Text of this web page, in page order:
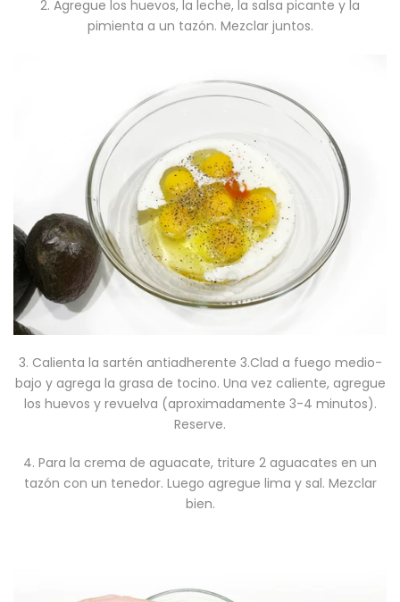
2. Agregue los huevos, la leche, la salsa picante y la
pimienta a un tazón. Mezclar juntos.
3. Calienta la sartén antiadherente 3.Clad a fuego medio-
bajo y agrega la grasa de tocino. Una vez caliente, agregue
los huevos y revuelva (aproximadamente 3-4 minutos).
Reserve.
4. Para la crema de aguacate, triture 2 aguacates en un
tazón con un tenedor. Luego agregue lima y sal. Mezclar
bien.